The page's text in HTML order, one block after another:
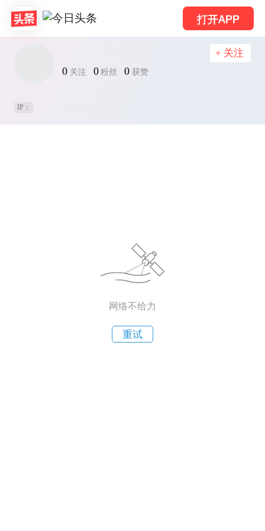
打开APP
0 关注 0 粉丝 0 获赞
+ 关注
IP：
网络不给力
重试